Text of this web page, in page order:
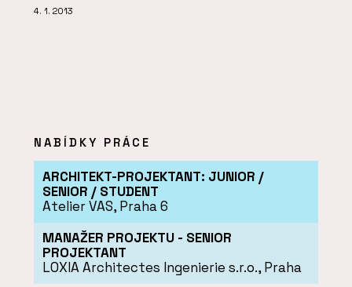
4. 1. 2013
NABÍDKY PRÁCE
ARCHITEKT-PROJEKTANT: JUNIOR /
SENIOR / STUDENT
Atelier VAS, Praha 6
MANAŽER PROJEKTU - SENIOR
PROJEKTANT
LOXIA Architectes Ingenierie s.r.o., Praha